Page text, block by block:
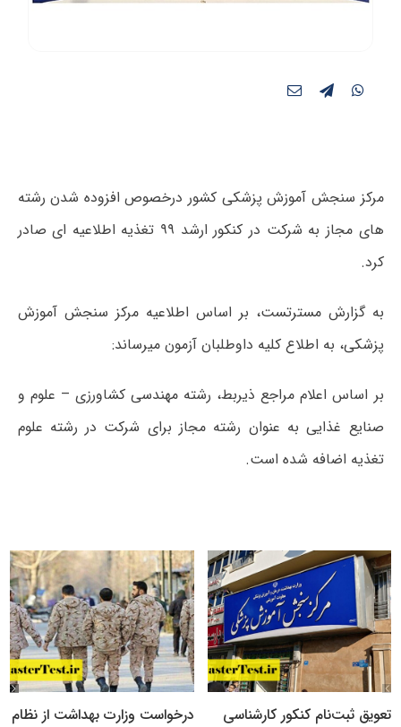
مرکز سنجش آموزش پزشکی کشور درخصوص افزوده شدن رشته
های مجاز به شرکت در کنکور ارشد ۹۹ تغذیه اطلاعیه ای صادر
کرد.
به گزارش مسترتست، بر اساس اطلاعیه مرکز سنجش آموزش
پزشکی، به اطلاع کلیه داوطلبان آزمون میرساند:
بر اساس اعلام مراجع ذیربط، رشته مهندسی کشاورزی – علوم و
صنایع غذایی به عنوان رشته مجاز برای شرکت در رشته علوم
تغذیه اضافه شده است.
تعویق ثبت‌نام کنکور کارشناسی
درخواست وزارت بهداشت از نظام